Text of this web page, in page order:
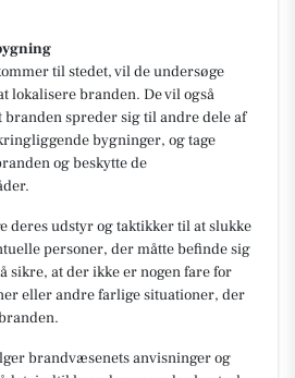
til stedet, vil de undersøge
lokalisere branden. De vil også
spreder sig til andre dele af
bygninger, og tage
og beskytte de
deres udstyr og taktikker til at slukke
personer, der måtte befinde sig
sikre, at der ikke er nogen fare for
eller andre farlige situationer, der
brandvæsenets anvisninger og